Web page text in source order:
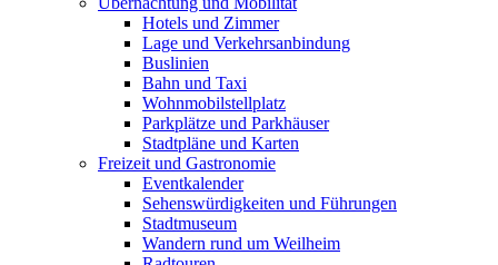
Hotels und Zimmer
Lage und Verkehrsanbindung
Buslinien
Bahn und Taxi
Wohnmobilstellplatz
Parkplätze und Parkhäuser
Stadtpläne und Karten
Freizeit und Gastronomie
Eventkalender
Sehenswürdigkeiten und Führungen
Stadtmuseum
Wandern rund um Weilheim